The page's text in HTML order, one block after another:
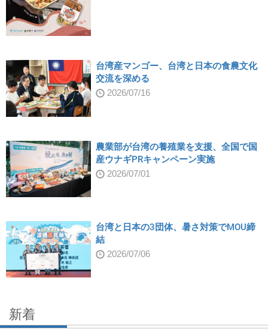
台湾産マンゴー、台湾と日本の食農文化
交流を深める
2026/07/16
農業部が台湾の養殖業を支援、全国で国
産ウナギPRキャンペーン実施
2026/07/01
台湾と日本の3団体、暑さ対策でMOU締
結
2026/07/06
新着